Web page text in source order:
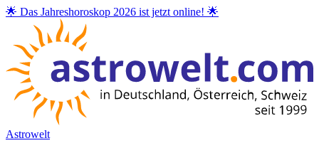
🌟 Das Jahreshoroskop 2026 ist jetzt online! 🌟
Astrowelt